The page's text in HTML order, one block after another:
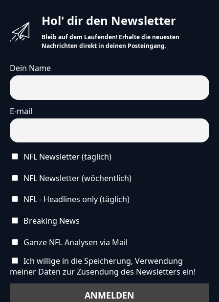
Hol' dir den Newsletter
Bleib auf dem Laufenden! Erhalte die neuesten
Nachrichten direkt in deinen Posteingang.
Dein Name
E-mail
NFL Newsletter (täglich)
NFL Newsletter (wöchentlich)
NFL - Headlines only (täglich)
Breaking News
Ganze NFL Analysen via Mail
Ich willige in die Speicherung, Verwendung
meiner Daten zur Zusendung des Newsletters ein!